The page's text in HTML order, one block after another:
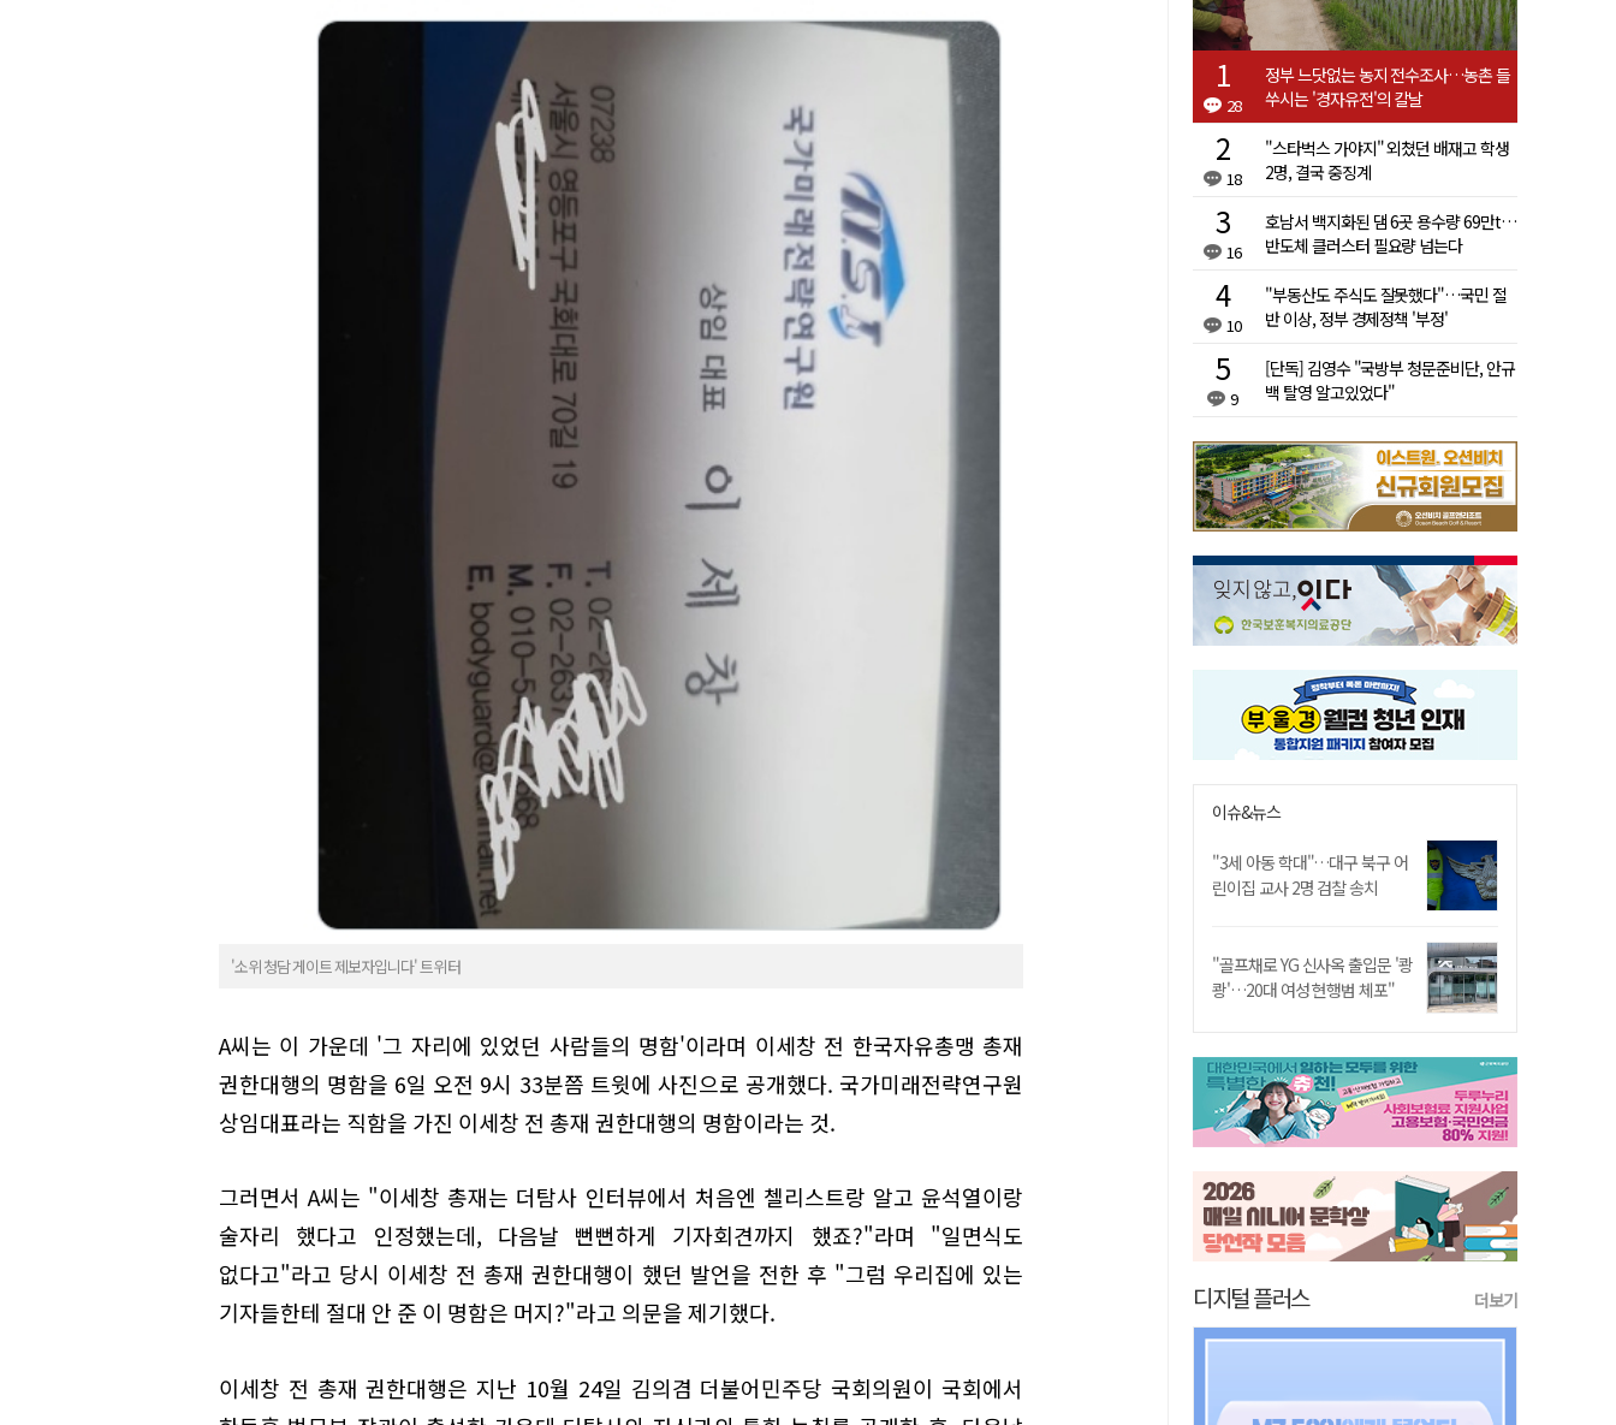
'소위 청담 게이트 제보자입니다' 트위터
A씨는 이 가운데 '그 자리에 있었던 사람들의 명함'이라며 이세창 전 한국자유총맹 총재
권한대행의 명함을 6일 오전 9시 33분쯤 트윗에 사진으로 공개했다. 국가미래전략연구원
상임대표라는 직함을 가진 이세창 전 총재 권한대행의 명함이라는 것.
그러면서 A씨는 "이세창 총재는 더탐사 인터뷰에서 처음엔 첼리스트랑 알고 윤석열이랑
술자리 했다고 인정했는데, 다음날 뻔뻔하게 기자회견까지 했죠?"라며 "일면식도
없다고"라고 당시 이세창 전 총재 권한대행이 했던 발언을 전한 후 "그럼 우리집에 있는
기자들한테 절대 안 준 이 명함은 머지?"라고 의문을 제기했다.
이세창 전 총재 권한대행은 지난 10월 24일 김의겸 더불어민주당 국회의원이 국회에서
28
정부 느닷없는 농지 전수조사…농촌 들
쑤시는 '경자유전'의 칼날
18
"스타벅스 가야지" 외쳤던 배재고 학생
2명, 결국 중징계
16
호남서 백지화된 댐 6곳 용수량 69만t…
반도체 클러스터 필요량 넘는다
10
"부동산도 주식도 잘못했다"…국민 절
반 이상, 정부 경제정책 '부정'
9
[단독] 김영수 "국방부 청문준비단, 안규
백 탈영 알고있었다"
이슈&뉴스
"3세 아동 학대"…대구 북구 어
린이집 교사 2명 검찰 송치
"골프채로 YG 신사옥 출입문 '쾅
쾅'…20대 여성 현행범 체포"
디지털 플러스 더보기